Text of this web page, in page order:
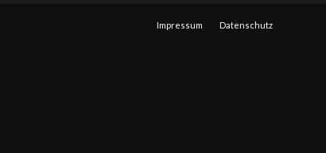
Impressum Datenschutz